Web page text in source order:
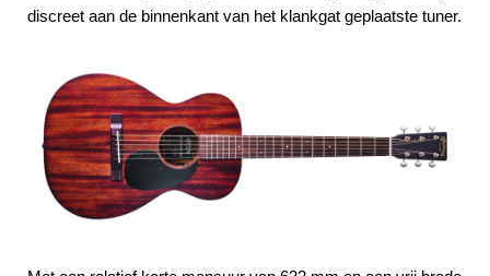
discreet aan de binnenkant van het klankgat geplaatste tuner.